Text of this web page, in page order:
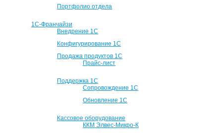
Портфолио отдела
1С-Франчайзи
Внедрение 1С
Конфигурирование 1С
Продажа продуктов 1С
Прайс-лист
Поддержка 1С
Сопровождение 1С
Обновление 1С
Кассовое оборудование
ККМ Элвес-Микро-К